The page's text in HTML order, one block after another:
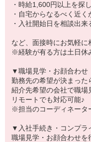
・時給1,600円以上を探
・自宅からなるべく近く
・入社開始日を相談出来
など、面接時にお気軽に
※経験が有る方は土日休
▼職場見学・お顔合わせ
勤務先の希望が決まった
紹介先希望の会社で職場
リモートでも対応可能♪
※担当のコーディネータ
▼入社手続き・コンプラ
職場見学・お顔合わせを